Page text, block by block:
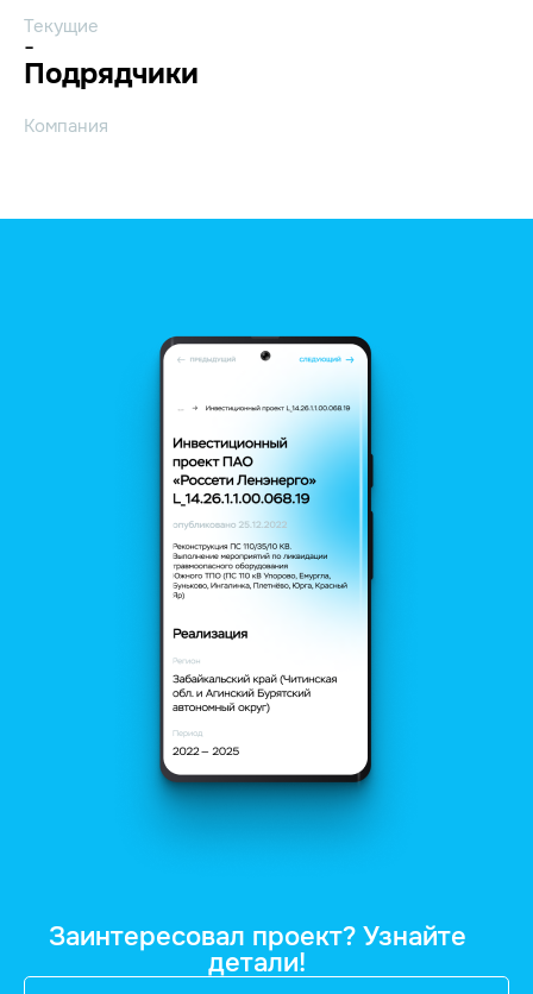
Текущие
-
Подрядчики
Компания
Заинтересовал проект? Узнайте
детали!